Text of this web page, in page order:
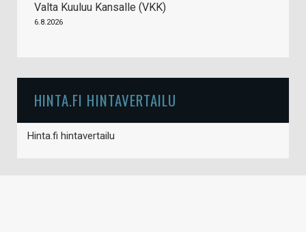
Valta Kuuluu Kansalle (VKK)
6.8.2026
HINTA.FI HINTAVERTAILU
Hinta.fi hintavertailu